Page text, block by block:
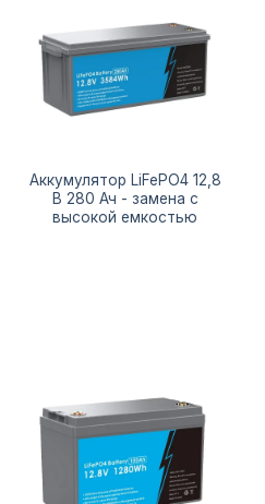
Аккумулятор LiFePO4 12,8
В 280 Ач - замена с
высокой емкостью